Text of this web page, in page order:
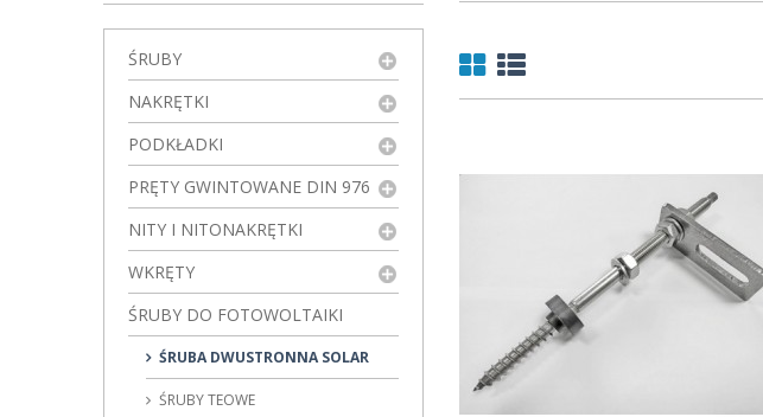
ŚRUBY
NAKRĘTKI
PODKŁADKI
PRĘTY GWINTOWANE DIN 976
NITY I NITONAKRĘTKI
WKRĘTY
ŚRUBY DO FOTOWOLTAIKI
ŚRUBA DWUSTRONNA SOLAR
ŚRUBY TEOWE